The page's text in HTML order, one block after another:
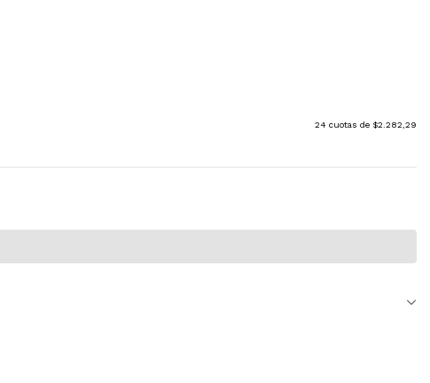
24 cuotas de $2.282,29